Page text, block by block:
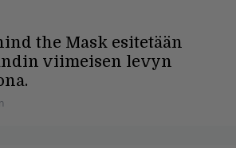
the Mask esitetään
viimeisen levyn